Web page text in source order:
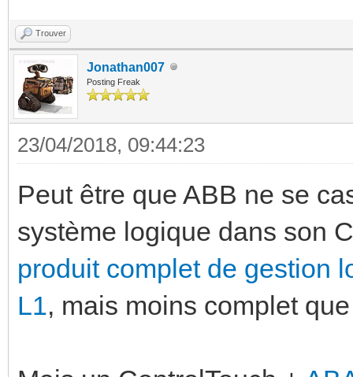
Trouver
Jonathan007
Posting Freak
23/04/2018, 09:44:23
Peut être que ABB ne se
système logique dans son
produit complet de gestion
L1, mais moins complet